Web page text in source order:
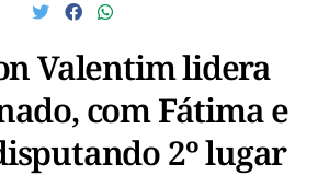
Valentim lidera
com Fátima e
2º lugar